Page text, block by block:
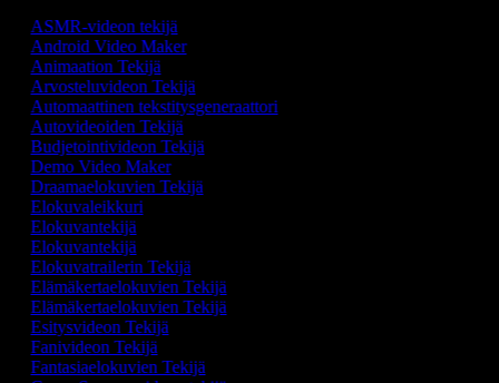
ASMR-videon tekijä
Android Video Maker
Animaation Tekijä
Arvosteluvideon Tekijä
Automaattinen tekstitysgeneraattori
Autovideoiden Tekijä
Budjetointivideon Tekijä
Demo Video Maker
Draamaelokuvien Tekijä
Elokuvaleikkuri
Elokuvantekijä
Elokuvantekijä
Elokuvatrailerin Tekijä
Elämäkertaelokuvien Tekijä
Elämäkertaelokuvien Tekijä
Esitysvideon Tekijä
Fanivideon Tekijä
Fantasiaelokuvien Tekijä